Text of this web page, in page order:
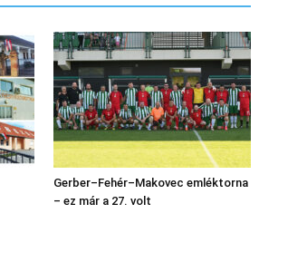
Gerber–Fehér–Makovec emléktorna
– ez már a 27. volt